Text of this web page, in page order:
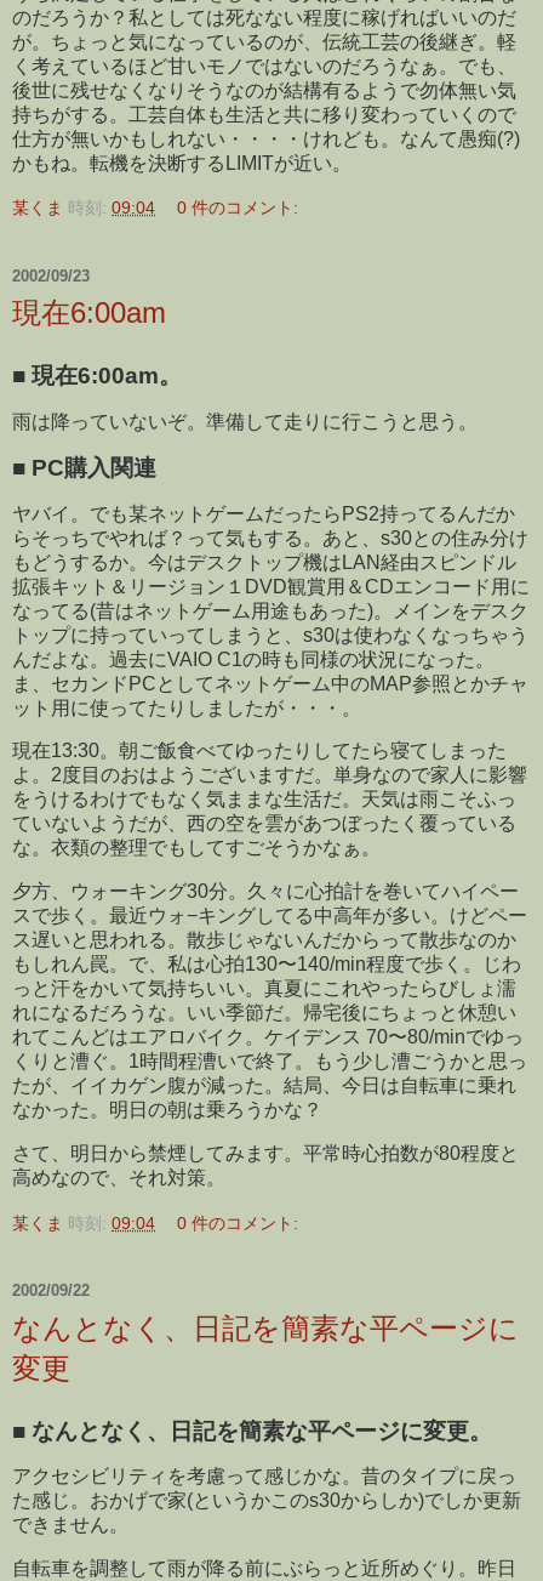
のだろうか？私としては死なない程度に稼げればいいのだ
が。ちょっと気になっているのが、伝統工芸の後継ぎ。軽
く考えているほど甘いモノではないのだろうなぁ。でも、
後世に残せなくなりそうなのが結構有るようで勿体無い気
持ちがする。工芸自体も生活と共に移り変わっていくので
仕方が無いかもしれない・・・・けれども。なんて愚痴(?)
かもね。転機を決断するLIMITが近い。
某くま 時刻: 09:04 0 件のコメント:
2002/09/23
現在6:00am
■ 現在6:00am。
雨は降っていないぞ。準備して走りに行こうと思う。
■ PC購入関連
ヤバイ。でも某ネットゲームだったらPS2持ってるんだか
らそっちでやれば？って気もする。あと、s30との住み分け
もどうするか。今はデスクトップ機はLAN経由スピンドル
拡張キット＆リージョン１DVD観賞用＆CDエンコード用に
なってる(昔はネットゲーム用途もあった)。メインをデスク
トップに持っていってしまうと、s30は使わなくなっちゃう
んだよな。過去にVAIO C1の時も同様の状況になった。
ま、セカンドPCとしてネットゲーム中のMAP参照とかチャ
ット用に使ってたりしましたが・・・。
現在13:30。朝ご飯食べてゆったりしてたら寝てしまった
よ。2度目のおはようございますだ。単身なので家人に影響
をうけるわけでもなく気ままな生活だ。天気は雨こそふっ
ていないようだが、西の空を雲があつぼったく覆っている
な。衣類の整理でもしてすごそうかなぁ。
夕方、ウォーキング30分。久々に心拍計を巻いてハイペー
スで歩く。最近ウォ−キングしてる中高年が多い。けどペー
ス遅いと思われる。散歩じゃないんだからって散歩なのか
もしれん罠。で、私は心拍130〜140/min程度で歩く。じわ
っと汗をかいて気持ちいい。真夏にこれやったらびしょ濡
れになるだろうな。いい季節だ。帰宅後にちょっと休憩い
れてこんどはエアロバイク。ケイデンス 70〜80/minでゆっ
くりと漕ぐ。1時間程漕いで終了。もう少し漕ごうかと思っ
たが、イイカゲン腹が減った。結局、今日は自転車に乗れ
なかった。明日の朝は乗ろうかな？
さて、明日から禁煙してみます。平常時心拍数が80程度と
高めなので、それ対策。
某くま 時刻: 09:04 0 件のコメント:
2002/09/22
なんとなく、日記を簡素な平ページに
変更
■ なんとなく、日記を簡素な平ページに変更。
アクセシビリティを考慮って感じかな。昔のタイプに戻っ
た感じ。おかげで家(というかこのs30からしか)でしか更新
できません。
自転車を調整して雨が降る前にぶらっと近所めぐり。昨日